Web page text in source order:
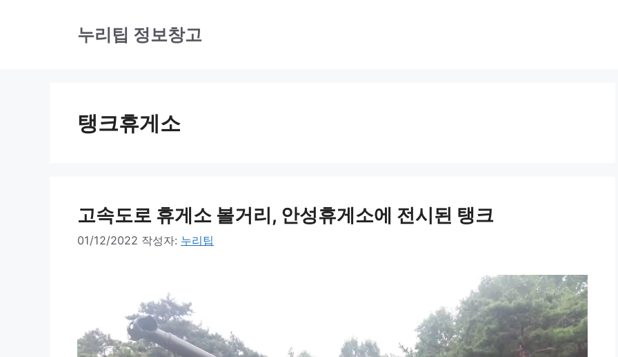
누리팁 정보창고
탱크휴게소
고속도로 휴게소 볼거리, 안성휴게소에 전시된 탱크
01/12/2022 작성자: 누리팁